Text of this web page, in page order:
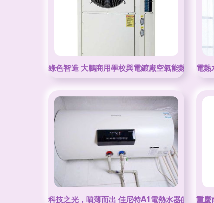
綠色智造 大鵬商用學校與電鍍廠空氣能熱泵熱水
電熱
科技之光，噴薄而出 佳尼特A1電熱水器的全新定
重慶